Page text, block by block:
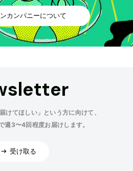
カンパニーについて
けてほしい」という方に向けて、
週3〜4回程度お届けします。
受け取る